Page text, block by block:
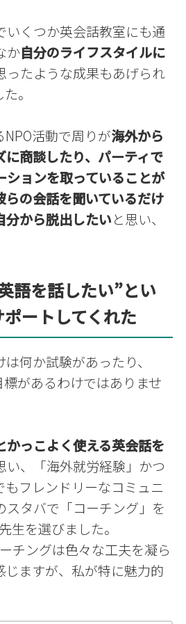
いくつか英会話教室にも通
か自分のライフスタイルに
ったような成果もあげられ
。
活動で周りが海外から
に商談したり、パーティで
ションを取っていることが
らの会話を聞いているだけ
分から脱出したいと思い、
語を話したい”とい
ートしてくれた
何か試験があったり、
があるわけではありませ
かっこよく使える英会話を
い、
「海外就労経験」かつ
フレンドリーなコミュニ
スタバで「コーチング」を
生を選びました。
チングは色々な工夫を凝ら
じますが、私が特に魅力的